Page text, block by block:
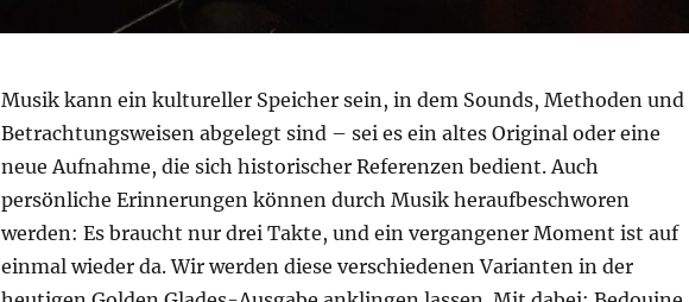
Musik kann ein kultureller Speicher sein, in dem Sounds, Methoden und
Betrachtungsweisen abgelegt sind – sei es ein altes Original oder eine
neue Aufnahme, die sich historischer Referenzen bedient. Auch
persönliche Erinnerungen können durch Musik heraufbeschworen
werden: Es braucht nur drei Takte, und ein vergangener Moment ist auf
einmal wieder da. Wir werden diese verschiedenen Varianten in der